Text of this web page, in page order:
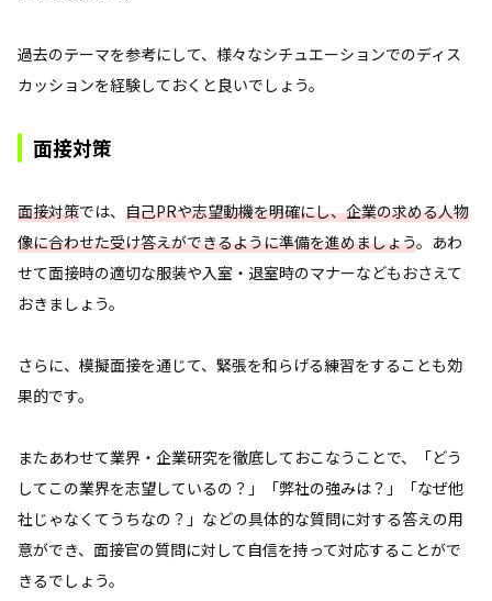
過去のテーマを参考にして、様々なシチュエーションでのディス
カッションを経験しておくと良いでしょう。
面接対策
面接対策では、 自己PRや志望動機を明確にし、企業の求める人物
像に合わせた受け答えができるように準備を進めましょう。あわ
せて面接時の適切な服装や入室・退室時のマナーなどもおさえて
おきましょう。
さらに、模擬面接を通じて、緊張を和らげる練習をすることも効
果的です。
またあわせて業界・企業研究を徹底しておこなうことで、「どう
してこの業界を志望しているの？」「弊社の強みは？」「なぜ他
社じゃなくてうちなの？」などの具体的な質問に対する答えの用
意ができ、面接官の質問に対して自信を持って対応することがで
きるでしょう。